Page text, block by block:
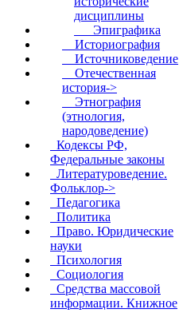
дисциплины
Эпиграфика
Историография
Источниковедение
Отечественная
история->
Этнография
(этнология,
народоведение)
Кодексы РФ,
Федеральные законы
Литературоведение.
Фольклор->
Педагогика
Политика
Право. Юридические
науки
Психология
Социология
Средства массовой
информации. Книжное